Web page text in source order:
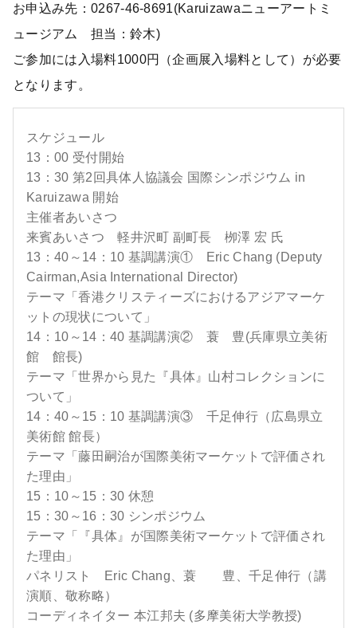
お申込み先：0267-46-8691(Karuizawaニューアートミ
ュージアム 担当：鈴木)
ご参加には入場料1000円（企画展入場料として）が必要
となります。
スケジュール
13：00 受付開始
13：30 第2回具体人協議会 国際シンポジウム in
Karuizawa 開始
主催者あいさつ
来賓あいさつ 軽井沢町 副町長 栁澤 宏 氏
13：40～14：10 基調講演① Eric Chang (Deputy
Cairman,Asia International Director)
テーマ「香港クリスティーズにおけるアジアマーケ
ットの現状について」
14：10～14：40 基調講演② 蓑 豊(兵庫県立美術
館 館長)
テーマ「世界から見た『具体』山村コレクションに
ついて」
14：40～15：10 基調講演③ 千足伸行（広島県立
美術館 館長）
テーマ「藤田嗣治が国際美術マーケットで評価され
た理由」
15：10～15：30 休憩
15：30～16：30 シンポジウム
テーマ「『具体』が国際美術マーケットで評価され
た理由」
パネリスト Eric Chang、蓑 豊、千足伸行（講
演順、敬称略）
コーディネイター 本江邦夫 (多摩美術大学教授)